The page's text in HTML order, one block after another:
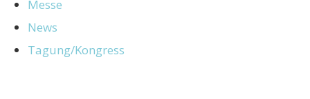
Messe
News
Tagung/Kongress